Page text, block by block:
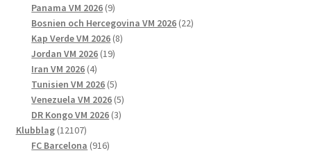
produkter
Panama VM 2026 99
produkter
Bosnien och Hercegovina VM 2026 2222
Kap Verde VM 2026 88
Jordan VM 2026 1919
Iran VM 2026 44
produkter
Tunisien VM 2026 55
produkter
Venezuela VM 2026 55
DR Kongo VM 2026 33
Klubblag 1210712107
produkter
FC Barcelona 916916